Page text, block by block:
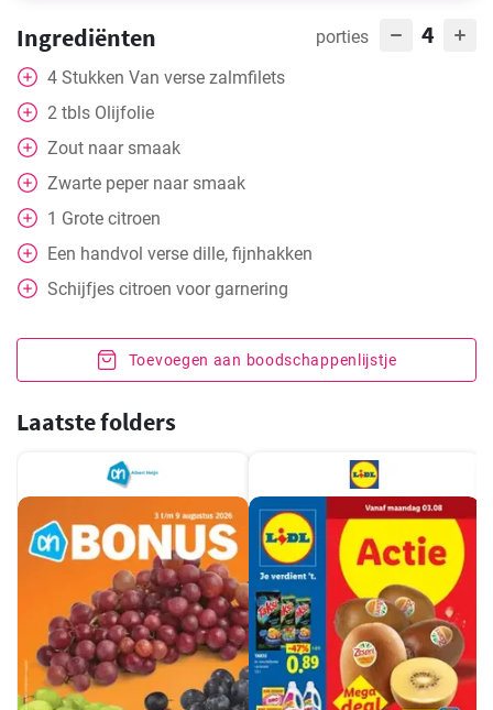
Ingrediënten porties 4
4 Stukken Van verse zalmfilets
2 tbls Olijfolie
Zout naar smaak
Zwarte peper naar smaak
1 Grote citroen
Een handvol verse dille, fijnhakken
Schijfjes citroen voor garnering
Toevoegen aan boodschappenlijstje
Laatste folders